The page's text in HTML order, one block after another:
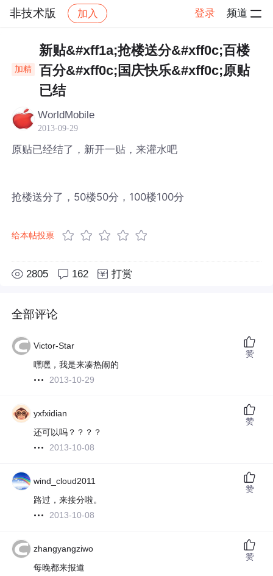
非技术版 加入 登录 频道
非技术版 帖子详情
加精
新贴&#xff1a;抢楼送分&#xff0c;百楼
百分&#xff0c;国庆快乐&#xff0c;原贴
已结
WorldMobile
2013-09-29
原贴已经结了，新开一贴，来灌水吧
抢楼送分了，50楼50分，100楼100分
给本帖投票
2805 162 打赏
全部评论
Victor-Star
嘿嘿，我是来凑热闹的
2013-10-29
赞
yxfxidian
还可以吗？？？？
2013-10-08
赞
wind_cloud2011
路过，来接分啦。
2013-10-08
赞
zhangyangziwo
每晚都来报道
赞